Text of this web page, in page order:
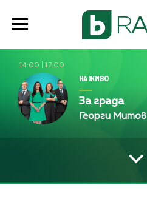
14:00 17:00
НА ЖИВО
За града
Георги Митов